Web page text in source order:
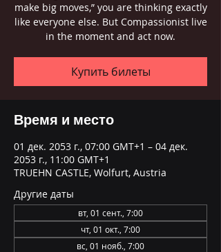
make big moves,” you are thinking exactly
like everyone else. But Compassionist live
in the moment and act now.
Купить билеты
Время и место
01 дек. 2053 г., 07:00 GMT+1 – 04 дек.
2053 г., 11:00 GMT+1
TRUEHN CASTLE, Wolfurt, Austria
Другие даты
вт, 01 сент., 7:00
чт, 01 окт., 7:00
вс, 01 нояб., 7:00